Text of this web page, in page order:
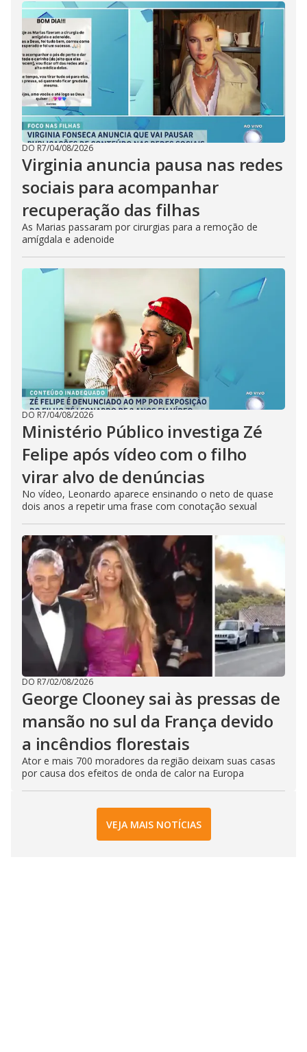
DO R7/04/08/2026
Virginia anuncia pausa nas redes
sociais para acompanhar
recuperação das filhas
As Marias passaram por cirurgias para a remoção de
amígdala e adenoide
DO R7/04/08/2026
Ministério Público investiga Zé
Felipe após vídeo com o filho
virar alvo de denúncias
No vídeo, Leonardo aparece ensinando o neto de quase
dois anos a repetir uma frase com conotação sexual
DO R7/02/08/2026
George Clooney sai às pressas de
mansão no sul da França devido
a incêndios florestais
Ator e mais 700 moradores da região deixam suas casas
por causa dos efeitos de onda de calor na Europa
VEJA MAIS NOTÍCIAS